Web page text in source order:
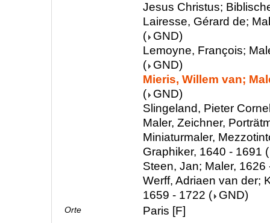
Jesus Christus;
Lairesse, Gérard de;
( GND)
Lemoyne, François;
( GND)
Mieris, Willem van;
( GND)
Slingeland, Pieter
Maler, Zeichner,
Miniaturmaler,
Graphiker, 1640 - 1691 (
Steen, Jan; Maler, 1626
Werff, Adriaen van der;
1659 - 1722 ( GND)
Orte
Paris [F]